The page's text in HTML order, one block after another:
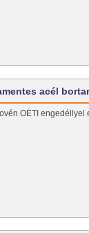
acél
OÉTI